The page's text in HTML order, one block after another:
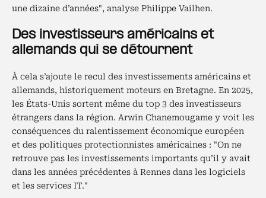
une dizaine d’années", analyse Philippe Vailhen.
Des investisseurs américains et
allemands qui se détournent
À cela s’ajoute le recul des investissements américains et
allemands, historiquement moteurs en Bretagne. En 2025,
les États-Unis sortent même du top 3 des investisseurs
étrangers dans la région. Arwin Chanemougame y voit les
conséquences du ralentissement économique européen
et des politiques protectionnistes américaines : "On ne
retrouve pas les investissements importants qu’il y avait
dans les années précédentes à Rennes dans les logiciels
et les services IT."